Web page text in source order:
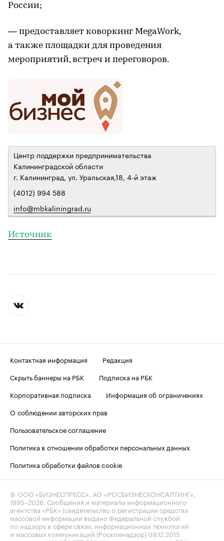
России;
— предоставляет коворкинг MegaWork,
а также площадки для проведения
мероприятий, встреч и переговоров.
Центр поддержки предпринимательства
Калининградской области
г. Калининград, ул. Уральская,18, 4-й этаж
(4012) 994 588
info@mbkaliningrad.ru
Источник
Контактная информация
Редакция
Скрыть баннеры на РБК
Подписка на РБК
Корпоративная подписка
Информация об ограничениях
О соблюдении авторских прав
Пользовательское соглашение
Политика в отношении обработки персональных данных
Политика обработки файлов cookie
© ООО «БИЗНЕСПРЕСС», АО «РОСБИЗНЕСКОНСАЛТИНГ»,
1995–2026 . Сообщения и материалы информационного
агентства «РБК» (свидетельство о регистрации средства
массовой информации выдано Федеральной службой
по надзору в сфере связи, информационных технологий
и массовых коммуникаций (Роскомнадзор) 09.12.2015